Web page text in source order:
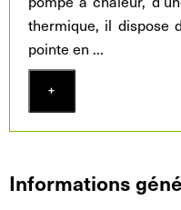
thermique, il dispose
pointe en ...
+
Informations